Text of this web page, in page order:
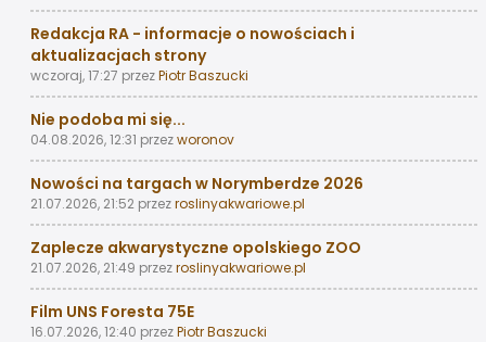
Redakcja RA - informacje o nowościach i
aktualizacjach strony
wczoraj, 17:27 przezPiotr Baszucki
Nie podoba mi się...
04.08.2026, 12:31 przezworonov
Nowości na targach w Norymberdze 2026
21.07.2026, 21:52 przezroslinyakwariowe.pl
Zaplecze akwarystyczne opolskiego ZOO
21.07.2026, 21:49 przezroslinyakwariowe.pl
Film UNS Foresta 75E
16.07.2026, 12:40 przezPiotr Baszucki